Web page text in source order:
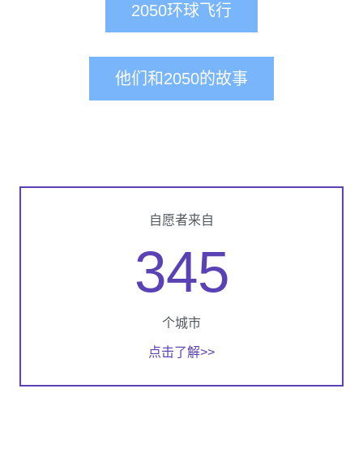
2050环球飞行
他们和2050的故事
自愿者来自
345
个城市
点击了解>>